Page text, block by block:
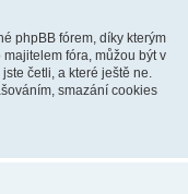
phpBB fórem, díky kterým
fóra, můžou být v
četli, a které ještě ne.
smazání cookies